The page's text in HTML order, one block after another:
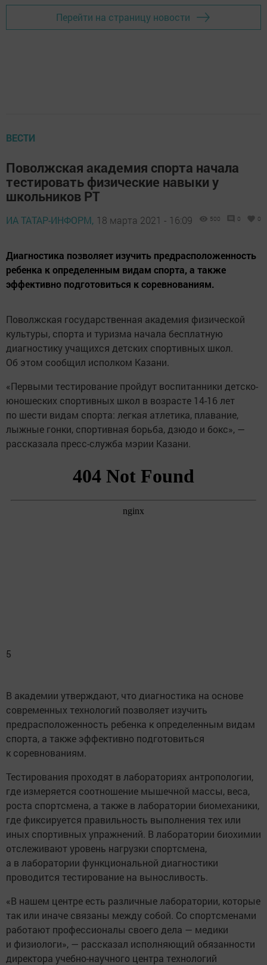
Перейти на страницу новости
ВЕСТИ
Поволжская академия спорта начала
тестировать физические навыки у
школьников РТ
ИА ТАТАР-ИНФОРМ, 18 марта 2021 - 16:09 500 0 0
Диагностика позволяет изучить предрасположенность
ребенка к определенным видам спорта, а также
эффективно подготовиться к соревнованиям.
Поволжская государственная академия физической
культуры, спорта и туризма начала бесплатную
диагностику учащихся детских спортивных школ.
Об этом сообщил исполком Казани.
«Первыми тестирование пройдут воспитанники детско-
юношеских спортивных школ в возрасте 14-16 лет
по шести видам спорта: легкая атлетика, плавание,
лыжные гонки, спортивная борьба, дзюдо и бокс», —
рассказала пресс-служба мэрии Казани.
5
В академии утверждают, что диагностика на основе
современных технологий позволяет изучить
предрасположенность ребенка к определенным видам
спорта, а также эффективно подготовиться
к соревнованиям.
Тестирования проходят в лабораториях антропологии,
где измеряется соотношение мышечной массы, веса,
роста спортсмена, а также в лаборатории биомеханики,
где фиксируется правильность выполнения тех или
иных спортивных упражнений. В лаборатории биохимии
отслеживают уровень нагрузки спортсмена,
а в лаборатории функциональной диагностики
проводится тестирование на выносливость.
«В нашем центре есть различные лаборатории, которые
так или иначе связаны между собой. Со спортсменами
работают профессионалы своего дела — медики
и физиологи», — рассказал исполняющий обязанности
директора учебно-научного центра технологий